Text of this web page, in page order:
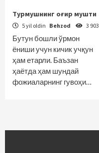
Турмушнинг оғир мушти
5 yil oldin Behzod 3 903
Бутун бошли ўрмон
ёниши учун кичик учқун
ҳам етарли. Баъзан
ҳаётда ҳам шундай
фожиаларнинг гувоҳи…